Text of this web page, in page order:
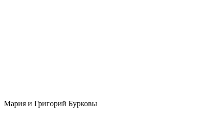
Мария и Григорий Бурковы